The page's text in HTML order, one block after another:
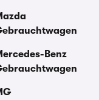
Benz